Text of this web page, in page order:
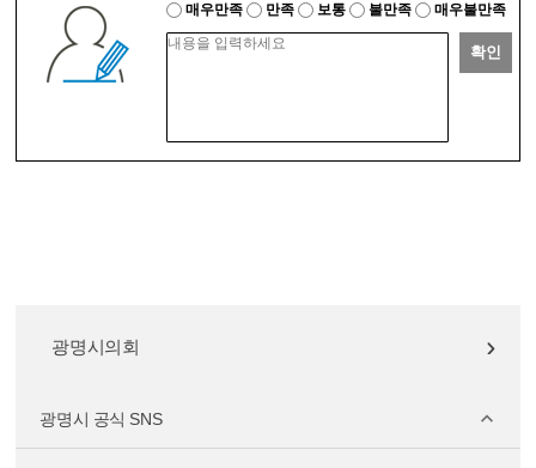
매우만족 만족 보통 불만족 매우불만족
확인
광명시의회
광명시 공식 SNS